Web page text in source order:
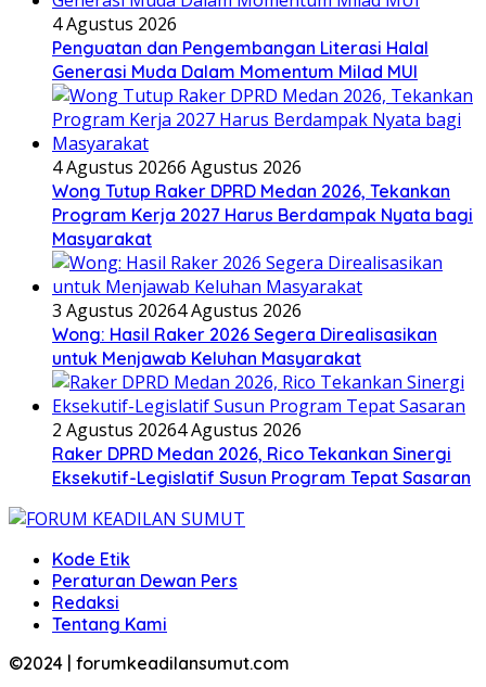
4 Agustus 2026
Penguatan dan Pengembangan Literasi Halal
Generasi Muda Dalam Momentum Milad MUI
4 Agustus 20266 Agustus 2026
Wong Tutup Raker DPRD Medan 2026, Tekankan
Program Kerja 2027 Harus Berdampak Nyata bagi
Masyarakat
3 Agustus 20264 Agustus 2026
Wong: Hasil Raker 2026 Segera Direalisasikan
untuk Menjawab Keluhan Masyarakat
2 Agustus 20264 Agustus 2026
Raker DPRD Medan 2026, Rico Tekankan Sinergi
Eksekutif-Legislatif Susun Program Tepat Sasaran
Kode Etik
Peraturan Dewan Pers
Redaksi
Tentang Kami
©2024 | forumkeadilansumut.com